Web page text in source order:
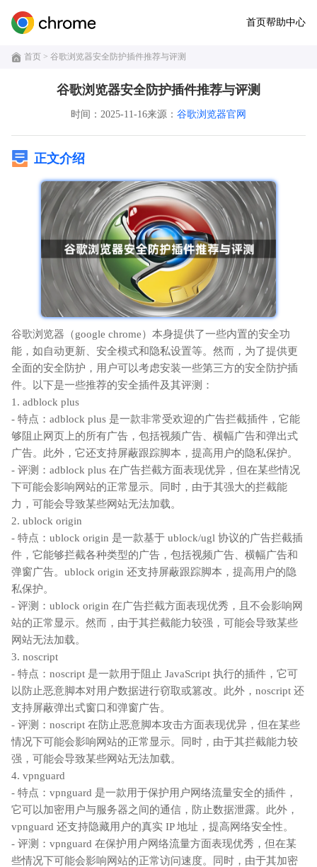
首页帮助中心
首页 > 谷歌浏览器安全防护插件推荐与评测
谷歌浏览器安全防护插件推荐与评测
时间：2025-11-16来源： 谷歌浏览器官网
正文介绍
谷歌浏览器（google chrome）本身提供了一些内置的安全功
能，如自动更新、安全模式和隐私设置等。然而，为了提供更
全面的安全防护，用户可以考虑安装一些第三方的安全防护插
件。以下是一些推荐的安全插件及其评测：
1. adblock plus
- 特点：adblock plus 是一款非常受欢迎的广告拦截插件，它能
够阻止网页上的所有广告，包括视频广告、横幅广告和弹出式
广告。此外，它还支持屏蔽跟踪脚本，提高用户的隐私保护。
- 评测：adblock plus 在广告拦截方面表现优异，但在某些情况
下可能会影响网站的正常显示。同时，由于其强大的拦截能
力，可能会导致某些网站无法加载。
2. ublock origin
- 特点：ublock origin 是一款基于 ublock/ugl 协议的广告拦截插
件，它能够拦截各种类型的广告，包括视频广告、横幅广告和
弹窗广告。ublock origin 还支持屏蔽跟踪脚本，提高用户的隐
私保护。
- 评测：ublock origin 在广告拦截方面表现优秀，且不会影响网
站的正常显示。然而，由于其拦截能力较强，可能会导致某些
网站无法加载。
3. noscript
- 特点：noscript 是一款用于阻止 JavaScript 执行的插件，它可
以防止恶意脚本对用户数据进行窃取或篡改。此外，noscript 还
支持屏蔽弹出式窗口和弹窗广告。
- 评测：noscript 在防止恶意脚本攻击方面表现优异，但在某些
情况下可能会影响网站的正常显示。同时，由于其拦截能力较
强，可能会导致某些网站无法加载。
4. vpnguard
- 特点：vpnguard 是一款用于保护用户网络流量安全的插件，
它可以加密用户与服务器之间的通信，防止数据泄露。此外，
vpnguard 还支持隐藏用户的真实 IP 地址，提高网络安全性。
- 评测：vpnguard 在保护用户网络流量方面表现优秀，但在某
些情况下可能会影响网站的正常访问速度。同时，由于其加密